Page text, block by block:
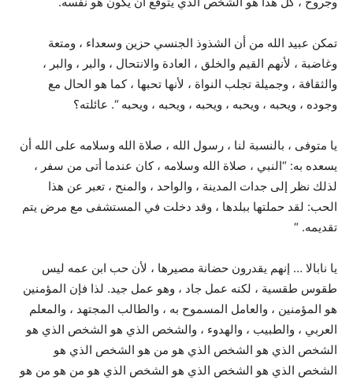
تمكن عبيد الله من أن الشذوذ الجنسي حزين وسعداء ، ومتعة
وغاضبة ، لأنهم القيم والخلق ، العادة والانتحال ، والبر ، والبر ،
والثقافة ، وجميلة تجلب النواة ، لأنها تحبها ، كما هو الحال مع
وجوده ، ويحبه ، ويحبه ، ويحبه ، ويحبه ، ويحبه “. عائلته؟
يا متوفى ، بالنسبة لنا ، رسول الله ، صلاة الله وسلامه على الله أن
يسعده به: “النبي ، صلاة الله وسلامه ، كان عندما أتى من سفر ،
لذلك نظر إلى جدات المدينة ، والواحد ، والمنح ، تعبر عن هذا
الحب: لقد حملتها ببلدها ، وقد دخلت في المستشفى مع مرض يتم
تقديمه. “
يا نابالا … إنهم يقدرون حضانة مصيرها ، لأن حب ابن عمه ليس
طقوس طقسية ، لكنه عمل جاد ، وهو عمل جيد. لذا فإن المؤمنين
هو المؤمنين ، والعامل المسموح به ، والطالب المجتهد ، والمعلم
العربي ، والطبيب ، والهدوء ، والشخص الذي هو الشخص الذي هو
الشخص الذي هو الشخص الذي هو من هو الشخص الذي هو
الشخص الذي هو الشخص الذي هو الشخص الذي هو من هو من هو